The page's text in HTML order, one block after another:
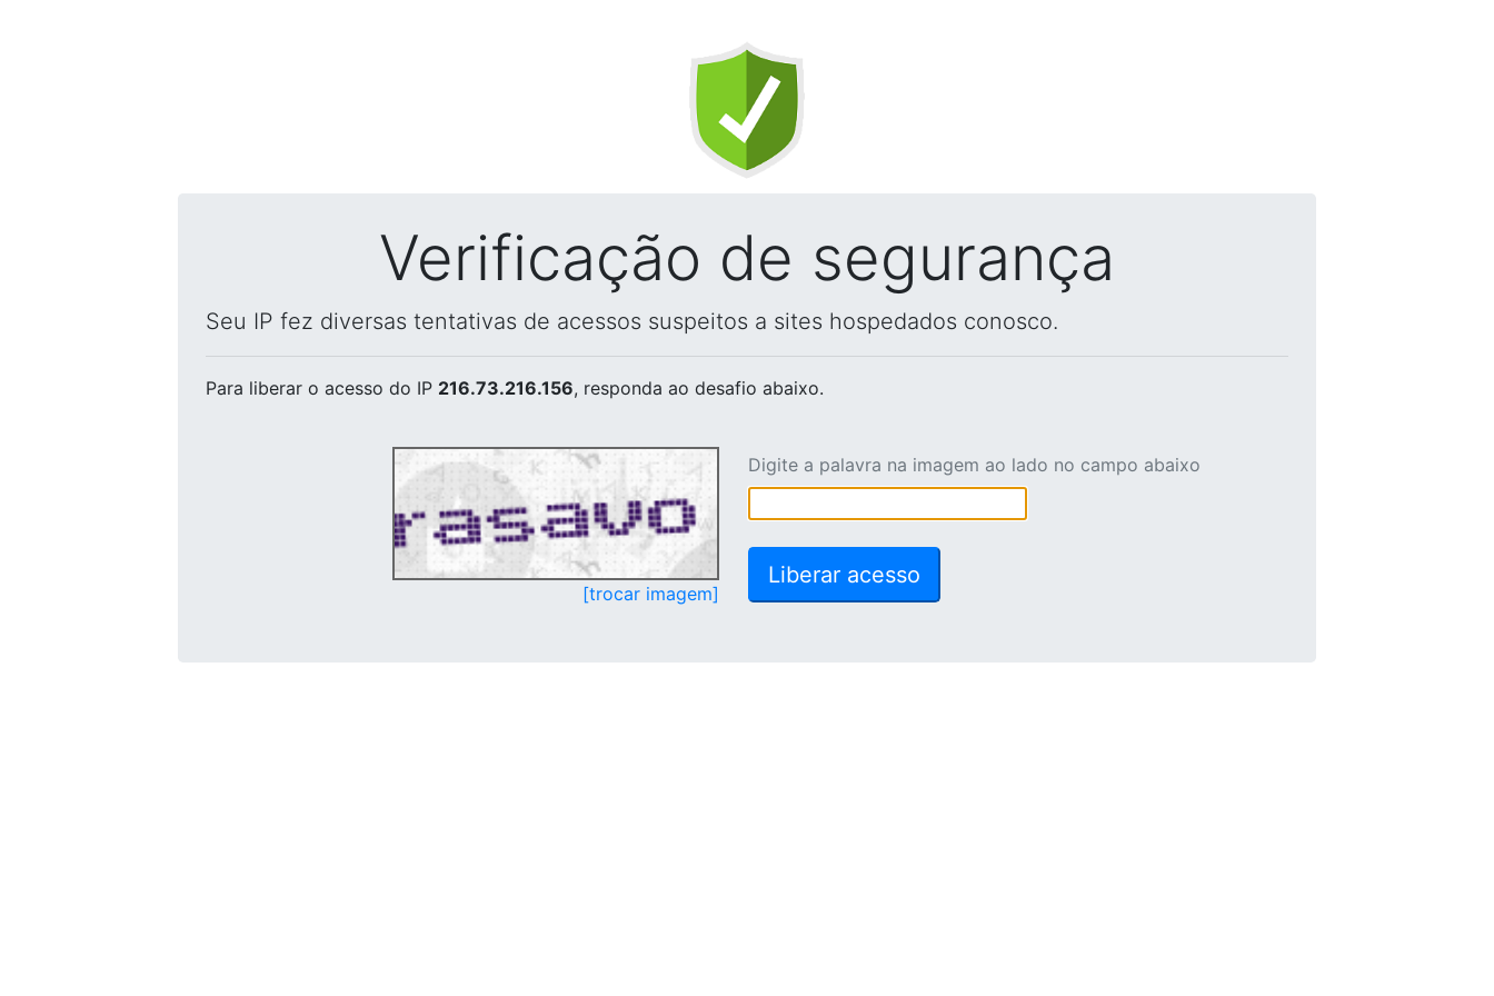
Verificação de segurança
Seu IP fez diversas tentativas de acessos suspeitos a sites hospedados conosco.
Para liberar o acesso do IP 216.73.216.156, responda ao desafio abaixo.
[trocar imagem]
Digite a palavra na imagem ao lado no campo abaixo